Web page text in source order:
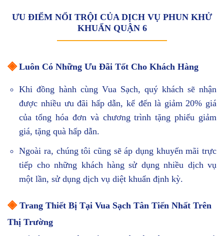
ƯU ĐIỂM NỔI TRỘI CỦA DỊCH VỤ PHUN KHỬ
KHUẨN QUẬN 6
◈Luôn Có Những Ưu Đãi Tốt Cho Khách Hàng
Khi đồng hành cùng Vua Sạch, quý khách sẽ nhận
được nhiều ưu đãi hấp dẫn, kể đến là giảm 20% giá
của tổng hóa đơn và chương trình tặng phiếu giảm
giá, tặng quà hấp dẫn.
Ngoài ra, chúng tôi cũng sẽ áp dụng khuyến mãi trực
tiếp cho những khách hàng sử dụng nhiều dịch vụ
một lần, sử dụng dịch vụ diệt khuẩn định kỳ.
◈ Trang Thiết Bị Tại Vua Sạch Tân Tiến Nhất Trên
Thị Trường